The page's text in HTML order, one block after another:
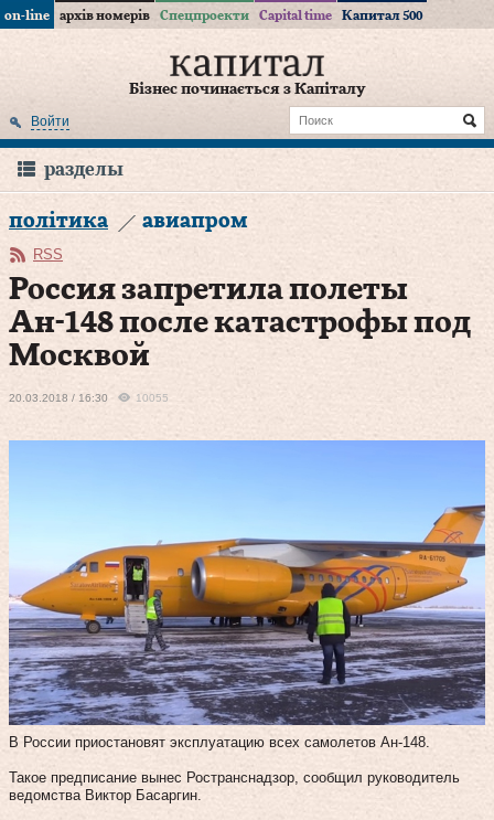
on-line архів номерів Спецпроекти Capital time Капитал 500
Бізнес починається з Капіталу
Войти
разделы
політика авиапром
RSS
Россия запретила полеты
Ан-148 после катастрофы под
Москвой
20.03.2018 / 16:30 10055
В России приостановят эксплуатацию всех самолетов Ан-148.
Такое предписание вынес Ространснадзор, сообщил руководитель
ведомства Виктор Басаргин.